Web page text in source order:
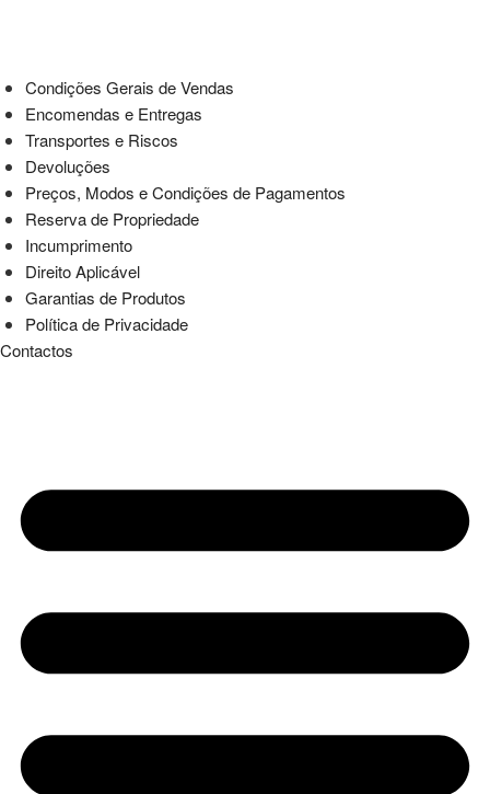
Condições Gerais de Vendas
Encomendas e Entregas
Transportes e Riscos
Devoluções
Preços, Modos e Condições de Pagamentos
Reserva de Propriedade
Incumprimento
Direito Aplicável
Garantias de Produtos
Política de Privacidade
Contactos